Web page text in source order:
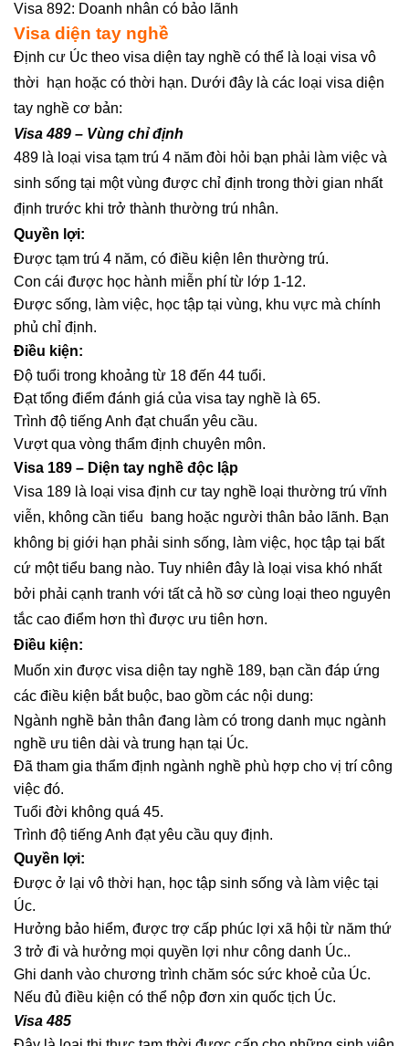
Visa 892: Doanh nhân có bảo lãnh
Visa diện tay nghề
Định cư Úc theo visa diện tay nghề có thể là loại visa vô
thời hạn hoặc có thời hạn. Dưới đây là các loại visa diện
tay nghề cơ bản:
Visa 489 – Vùng chỉ định
489 là loại visa tạm trú 4 năm đòi hỏi bạn phải làm việc và
sinh sống tại một vùng được chỉ định trong thời gian nhất
định trước khi trở thành thường trú nhân.
Quyền lợi:
Được tạm trú 4 năm, có điều kiện lên thường trú.
Con cái được học hành miễn phí từ lớp 1-12.
Được sống, làm việc, học tập tại vùng, khu vực mà chính
phủ chỉ định.
Điều kiện:
Độ tuổi trong khoảng từ 18 đến 44 tuổi.
Đạt tổng điểm đánh giá của visa tay nghề là 65.
Trình độ tiếng Anh đạt chuẩn yêu cầu.
Vượt qua vòng thẩm định chuyên môn.
Visa 189 – Diện tay nghề độc lập
Visa 189 là loại visa định cư tay nghề loại thường trú vĩnh
viễn, không cần tiểu bang hoặc người thân bảo lãnh. Bạn
không bị giới hạn phải sinh sống, làm việc, học tập tại bất
cứ một tiểu bang nào. Tuy nhiên đây là loại visa khó nhất
bởi phải cạnh tranh với tất cả hồ sơ cùng loại theo nguyên
tắc cao điểm hơn thì được ưu tiên hơn.
Điều kiện:
Muốn xin được visa diện tay nghề 189, bạn cần đáp ứng
các điều kiện bắt buộc, bao gồm các nội dung:
Ngành nghề bản thân đang làm có trong danh mục ngành
nghề ưu tiên dài và trung hạn tại Úc.
Đã tham gia thẩm định ngành nghề phù hợp cho vị trí công
việc đó.
Tuổi đời không quá 45.
Trình độ tiếng Anh đạt yêu cầu quy định.
Quyền lợi:
Được ở lại vô thời hạn, học tập sinh sống và làm việc tại
Úc.
Hưởng bảo hiểm, được trợ cấp phúc lợi xã hội từ năm thứ
3 trở đi và hưởng mọi quyền lợi như công danh Úc..
Ghi danh vào chương trình chăm sóc sức khoẻ của Úc.
Nếu đủ điều kiện có thể nộp đơn xin quốc tịch Úc.
Visa 485